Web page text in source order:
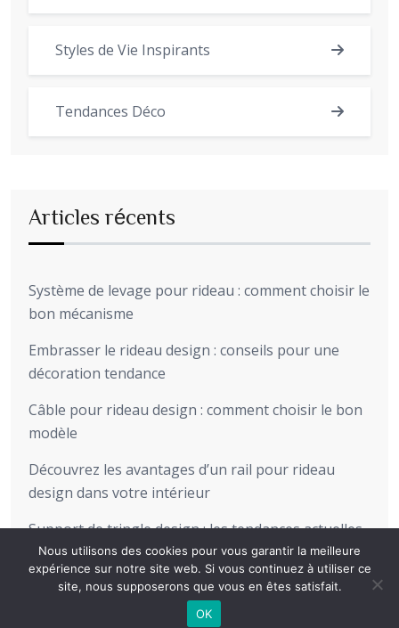
Styles de Vie Inspirants
Tendances Déco
Articles récents
Système de levage pour rideau : comment choisir le
bon mécanisme
Embrasser le rideau design : conseils pour une
décoration tendance
Câble pour rideau design : comment choisir le bon
modèle
Découvrez les avantages d’un rail pour rideau
design dans votre intérieur
Support de tringle design : les tendances actuelles
pour sublimer votre intérieur
Nous utilisons des cookies pour vous garantir la meilleure
expérience sur notre site web. Si vous continuez à utiliser ce
site, nous supposerons que vous en êtes satisfait.
OK